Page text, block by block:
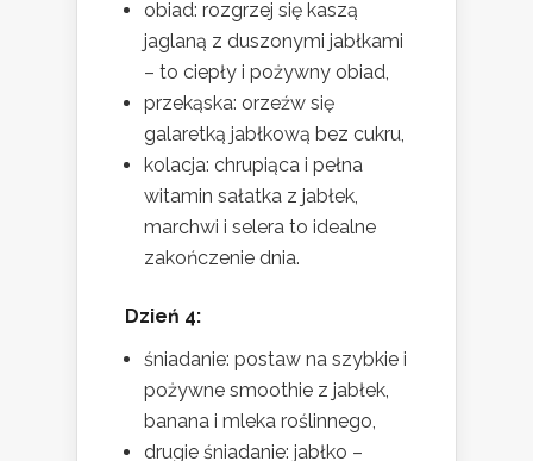
obiad: rozgrzej się kaszą
jaglaną z duszonymi jabłkami
– to ciepły i pożywny obiad,
przekąska: orzeźw się
galaretką jabłkową bez cukru,
kolacja: chrupiąca i pełna
witamin sałatka z jabłek,
marchwi i selera to idealne
zakończenie dnia.
Dzień 4:
śniadanie: postaw na szybkie i
pożywne smoothie z jabłek,
banana i mleka roślinnego,
drugie śniadanie: jabłko –